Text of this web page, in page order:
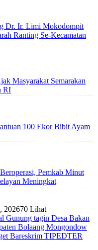
Dr. Ir. Limi Mokodompit
Ranting Se-Kecamatan
Masyarakat Semarakan
RI
100 Ekor Bibit Ayam
Pemkab Minut
Meningkat
202670 Lihat
Gunung tagin Desa Bakan
Bolaang Mongondow
Bareskrim TIPEDTER